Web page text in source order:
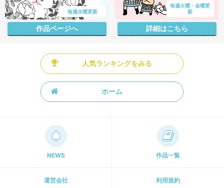
毎週水曜更新
作品ページへ
毎週火曜・金曜更
新
詳細はこちら
人気ランキングをみる
ホーム
NEWS 作品一覧
運営会社 利用規約